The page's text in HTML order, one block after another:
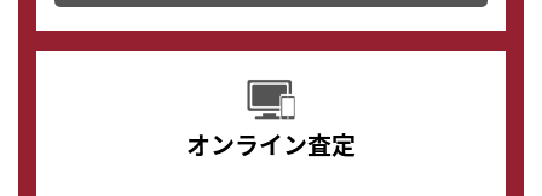
す。
オンライン査定